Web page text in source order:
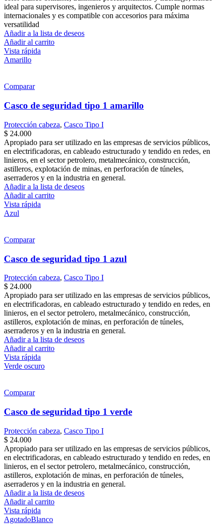
ideal para supervisores, ingenieros y arquitectos. Cumple normas
internacionales y es compatible con accesorios para máxima
versatilidad
Añadir a la lista de deseos
Añadir al carrito
Vista rápida
Amarillo
Comparar
Casco de seguridad tipo 1 amarillo
Protección cabeza, Casco Tipo I
$ 24.000
Apropiado para ser utilizado en las empresas de servicios públicos,
en electrificadoras, en cableado estructurado y tendido en redes, en
linieros, en el sector petrolero, metalmecánico, construcción,
astilleros, explotación de minas, en perforación de túneles,
aserraderos y en la industria en general.
Añadir a la lista de deseos
Añadir al carrito
Vista rápida
Azul
Comparar
Casco de seguridad tipo 1 azul
Protección cabeza, Casco Tipo I
$ 24.000
Apropiado para ser utilizado en las empresas de servicios públicos,
en electrificadoras, en cableado estructurado y tendido en redes, en
linieros, en el sector petrolero, metalmecánico, construcción,
astilleros, explotación de minas, en perforación de túneles,
aserraderos y en la industria en general.
Añadir a la lista de deseos
Añadir al carrito
Vista rápida
Verde oscuro
Comparar
Casco de seguridad tipo 1 verde
Protección cabeza, Casco Tipo I
$ 24.000
Apropiado para ser utilizado en las empresas de servicios públicos,
en electrificadoras, en cableado estructurado y tendido en redes, en
linieros, en el sector petrolero, metalmecánico, construcción,
astilleros, explotación de minas, en perforación de túneles,
aserraderos y en la industria en general.
Añadir a la lista de deseos
Añadir al carrito
Vista rápida
AgotadoBlanco